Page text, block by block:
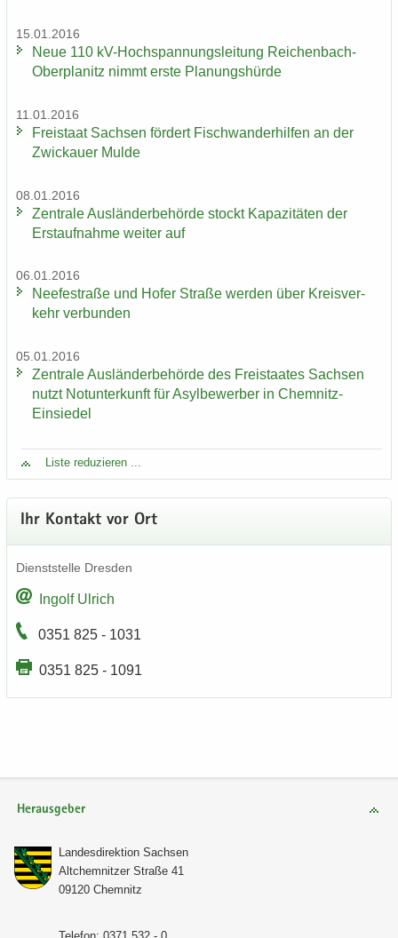
15.01.2016
Neue 110 kV-​Hochspannungsleitung Reichenbach-​
Oberplanitz nimmt erste Pla­nungs­hür­de
11.01.2016
Frei­staat Sach­sen för­dert Fisch­wan­der­hil­fen an der
Zwi­ckau­er Mulde
08.01.2016
Zen­tra­le Aus­län­der­be­hör­de stockt Ka­pa­zi­tä­ten der
Erst­auf­nah­me wei­ter auf
06.01.2016
Nee­fe­st­ra­ße und Hofer Stra­ße wer­den über Kreis­ver­
kehr ver­bun­den
05.01.2016
Zen­tra­le Aus­län­der­be­hör­de des Frei­staa­tes Sach­sen
nutzt Not­un­ter­kunft für Asyl­be­wer­ber in Chemnitz-​
Einsiedel
Liste re­du­zie­ren ...
Ihr Kon­takt vor Ort
Dienst­stel­le Dres­den
In­golf Ul­rich
0351 825 - 1031
0351 825 - 1091
Herausgeber
Lan­des­di­rek­ti­on Sach­sen
Alt­chem­nit­zer Stra­ße 41
09120 Chem­nitz